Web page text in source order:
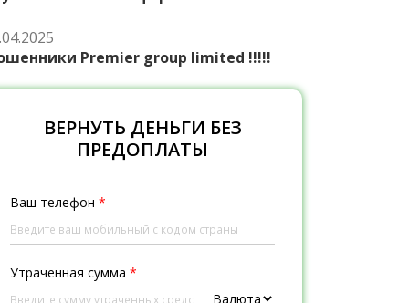
Premier group limited !!!!!
ВЕРНУТЬ ДЕНЬГИ БЕЗ
ПРЕДОПЛАТЫ
Ваш телефон *
Утраченная сумма *